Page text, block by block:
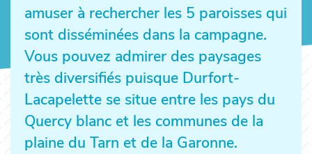
amuser à rechercher les 5 paroisses qui
sont disséminées dans la campagne.
Vous pouvez admirer des paysages
très diversifiés puisque Durfort-
Lacapelette se situe entre les pays du
Quercy blanc et les communes de la
plaine du Tarn et de la Garonne.